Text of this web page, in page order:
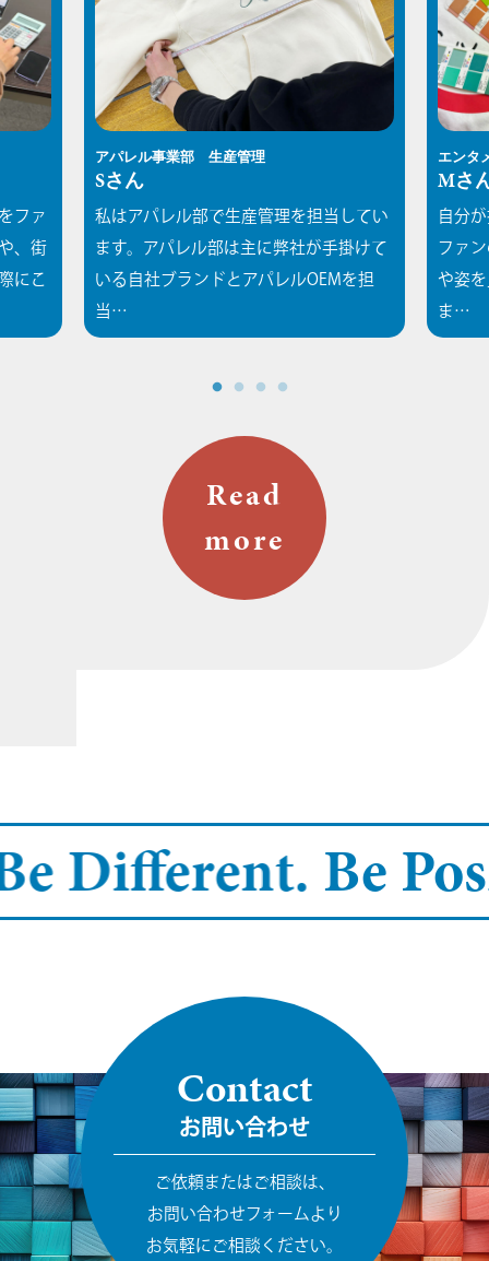
ファ
、街
にこ
アパレル事業部 生産管理
Sさん
私はアパレル部で生産管理を担当してい
ます。アパレル部は主に弊社が手掛けて
いる自社ブランドとアパレルOEMを担
当…
エンタ
Mさ
自分
ファ
や姿
ま…
Read
more
Different.Be
Contact
お問い合わせ
ご依頼またはご相談は、
お問い合わせフォームより
お気軽にご相談ください。